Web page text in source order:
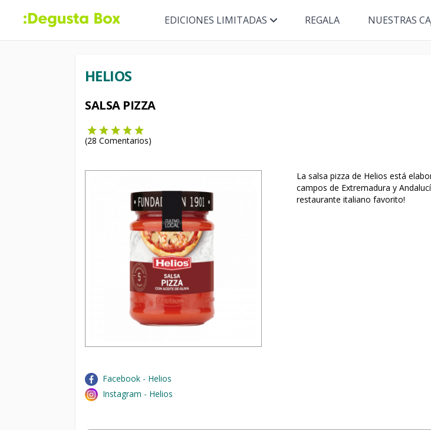
EDICIONES LIMITADAS REGALA NUESTRAS
HELIOS
SALSA PIZZA
(28 Comentarios)
La salsa pizza de Helios está
campos de Extremadura y
restaurante italiano favorito!
Facebook - Helios
Instagram - Helios